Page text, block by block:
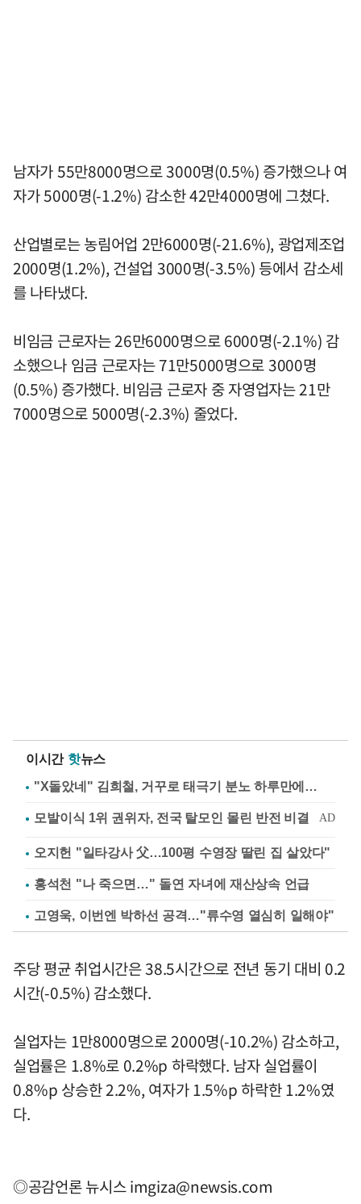
남자가 55만8000명으로 3000명(0.5%) 증가했으나 여
자가 5000명(-1.2%) 감소한 42만4000명에 그쳤다.
산업별로는 농림어업 2만6000명(-21.6%), 광업제조업
2000명(1.2%), 건설업 3000명(-3.5%) 등에서 감소세
를 나타냈다.
비임금 근로자는 26만6000명으로 6000명(-2.1%) 감
소했으나 임금 근로자는 71만5000명으로 3000명
(0.5%) 증가했다. 비임금 근로자 중 자영업자는 21만
7000명으로 5000명(-2.3%) 줄었다.
이시간 핫뉴스
"X돌았네" 김희철, 거꾸로 태극기 분노 하루만에…
오지헌 "일타강사 父…100평 수영장 딸린 집 살았다"
홍석천 "나 죽으면…" 돌연 자녀에 재산상속 언급
고영욱, 이번엔 박하선 공격…"류수영 열심히 일해야"
주당 평균 취업시간은 38.5시간으로 전년 동기 대비 0.2
시간(-0.5%) 감소했다.
실업자는 1만8000명으로 2000명(-10.2%) 감소하고,
실업률은 1.8%로 0.2%p 하락했다. 남자 실업률이
0.8%p 상승한 2.2%, 여자가 1.5%p 하락한 1.2%였
다.
◎공감언론 뉴시스imgiza@newsis.com